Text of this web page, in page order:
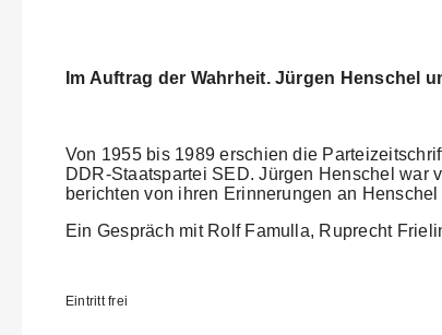
Im Auftrag der Wahrheit. Jürgen Henschel
Von 1955 bis 1989 erschien die
DDR-Staatspartei SED. Jürgen Henschel war
berichten von ihren Erinnerungen an
Ein Gespräch mit Rolf Famulla, Ruprecht
Eintritt frei